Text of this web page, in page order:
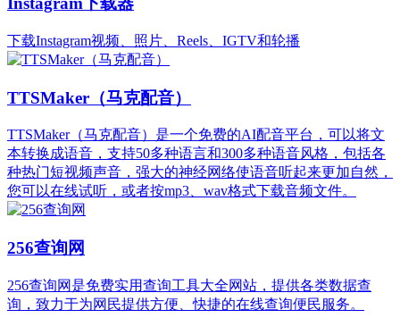
下载Instagram视频、照片、Reels、IGTV和轮播
TTSMaker（马克配音）
TTSMaker（马克配音）是一个免费的AI配音平台，可以将文
本转换成语音，支持50多种语言和300多种语音风格，包括各
种热门短视频声音，强大的神经网络使语音听起来更加自然，
您可以在线试听，或者按mp3、wav格式下载音频文件。
256查询网
256查询网是免费实用查询工具大全网站，提供各类数据查
询，致力于为网民提供方便、快捷的在线查询便民服务。